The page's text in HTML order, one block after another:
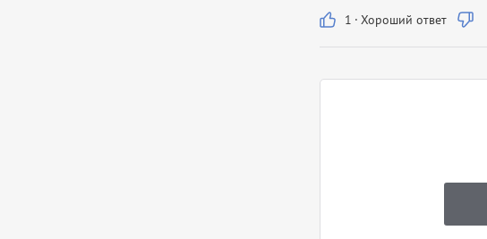
1 · Хороший ответ